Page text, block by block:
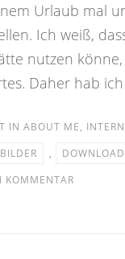
Urlaub mal
Ich weiß,
nutzen
Daher hab
IN ABOUT ME,
BILDER ,
KOMMENTAR